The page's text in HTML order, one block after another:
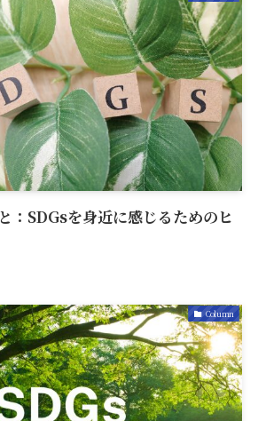
：SDGsを身近に感じるためのヒ
Column